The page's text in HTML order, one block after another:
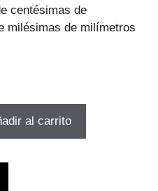
centésimas de
milésimas de milímetros
al carrito